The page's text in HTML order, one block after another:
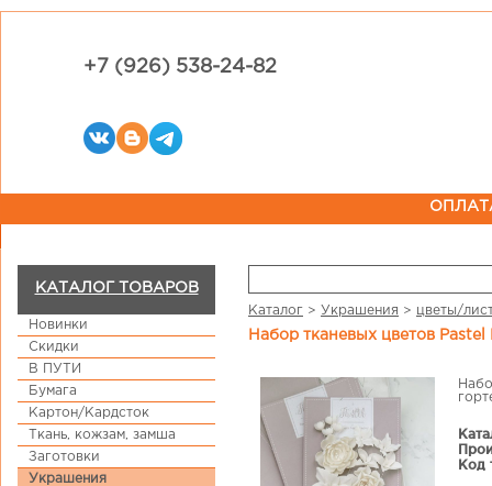
+7 (926) 538-24-82
КАТАЛОГ ТОВАРОВ
Новинки
Скидки
В ПУТИ
Бумага
Картон/Кардсток
Ткань, кожзам, замша
Заготовки
Украшения
Каталог > Украшения > цветы/
Набор тканевых цветов
Код